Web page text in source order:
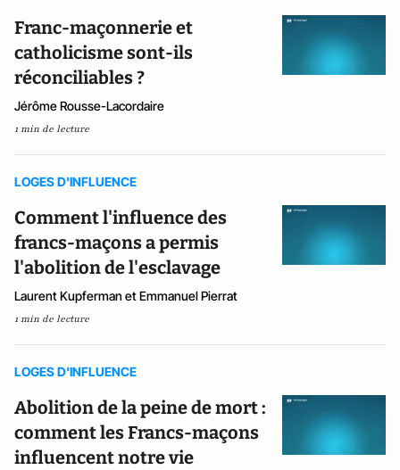
Franc-maçonnerie et
catholicisme sont-ils
réconciliables ?
Jérôme Rousse-Lacordaire
1 min de lecture
LOGES D'INFLUENCE
Comment l'influence des
francs-maçons a permis
l'abolition de l'esclavage
Laurent Kupferman et Emmanuel Pierrat
1 min de lecture
LOGES D'INFLUENCE
Abolition de la peine de mort :
comment les Francs-maçons
influencent notre vie